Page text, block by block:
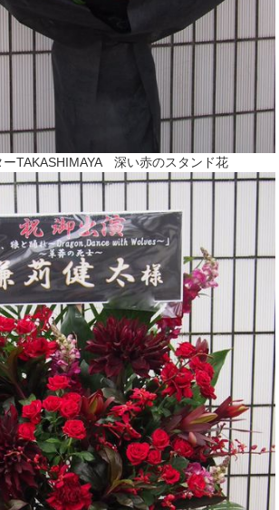
ーTAKASHIMAYA 深い赤のスタンド花